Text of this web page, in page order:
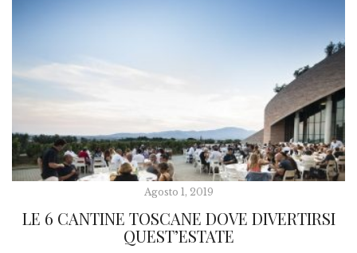
Agosto 1, 2019
LE 6 CANTINE TOSCANE DOVE DIVERTIRSI
QUEST’ESTATE